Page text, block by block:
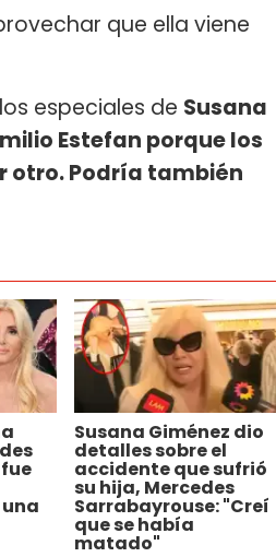
que ella viene
especiales de Susana
Estefan porque los
otro. Podría también
Susana Giménez dio
detalles sobre el
accidente que sufrió
su hija, Mercedes
Sarrabayrouse: "Creí
que se había
matado"